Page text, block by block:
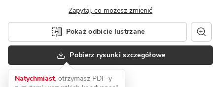
Zapytaj, co możesz zmienić
Pokaż odbicie lustrzane
Pobierz rysunki szczegółowe
Natychmiast, otrzymasz PDF-y